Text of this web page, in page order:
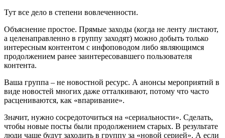
Тут все дело в степени вовлеченности.
Объяснение простое. Прямые заходы (когда не ленту листают,
а целенаправленно в группу заходят) можно добыть только
интересным контентом с инфоповодом либо являющимся
продолжением ранее заинтересовавшего пользователя
контента.
Ваша группа – не новостной ресурс. А анонсы мероприятий в
виде новостей многих даже отталкивают, потому что часто
расцениваются, как «впаривание».
Значит, нужно сосредоточиться на «сериальности». Сделать,
чтобы новые посты были продолжением старых. В результате
люди чаще будут заходить в группу за «новой серией». А если